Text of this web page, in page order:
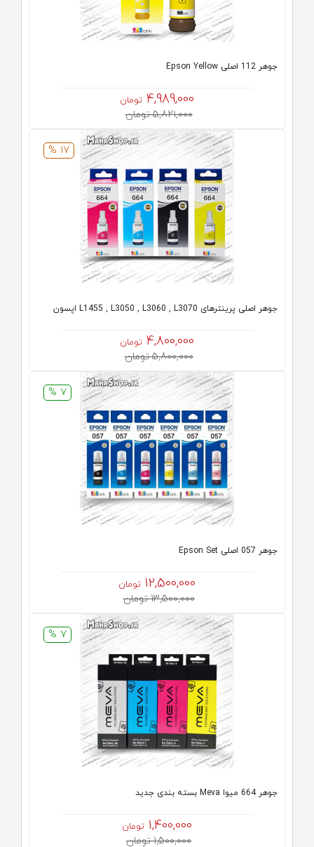
جوهر 112 اصلی Epson Yellow
4,989,000 تومان
5,821,000 تومان
17 %
جوهر اصلی پرینترهای L1455 , L3050 , L3060 , L3070 اپسون
4,800,000 تومان
5,800,000 تومان
7 %
جوهر 057 اصلی Epson Set
12,500,000 تومان
13,500,000 تومان
7 %
جوهر 664 میوا Meva بسته بندی جدید
1,400,000 تومان
1,500,000 تومان